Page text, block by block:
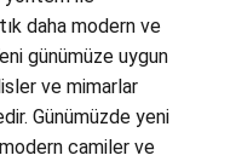
daha modern ve
günümüze uygun
ve mimarlar
Günümüzde yeni
camiler ve